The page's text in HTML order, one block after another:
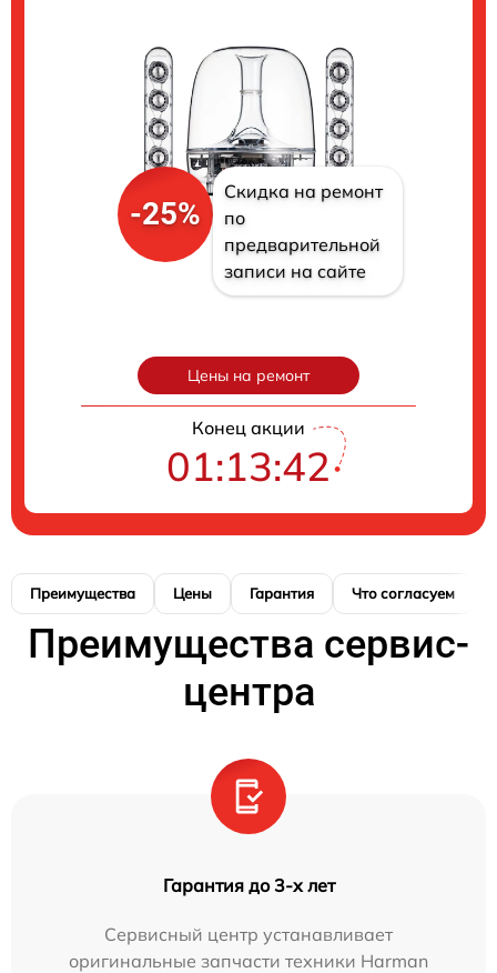
-25%
Скидка на ремонт
по
предварительной
записи на сайте
Цены на ремонт
Конец акции
01:13:41
Преимущества Цены Гарантия Что согласуем
Преимущества сервис-
центра
Гарантия до 3-х лет
Сервисный центр устанавливает
оригинальные запчасти техники Harman